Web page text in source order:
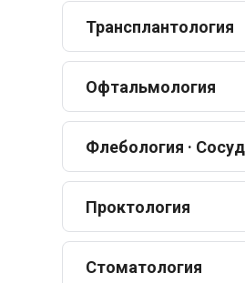
Трансплантология
Офтальмология
Флебология ·
Проктология
Стоматология